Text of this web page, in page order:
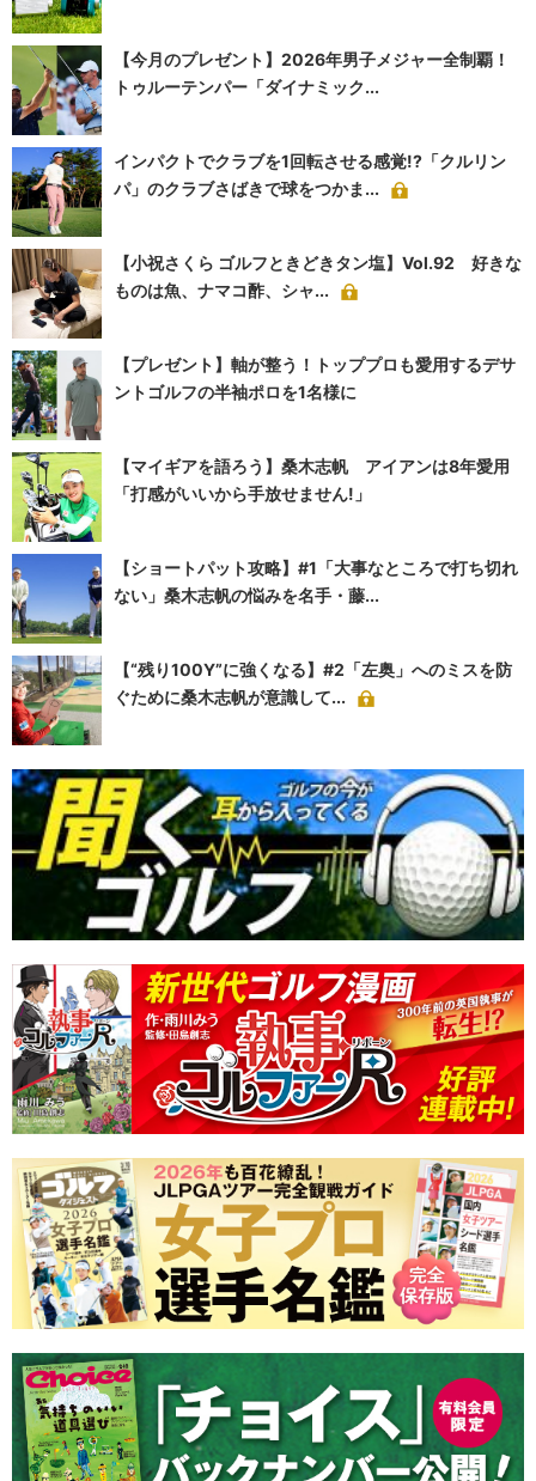
【今月のプレゼント】2026年男子メジャー全制覇！
トゥルーテンパー「ダイナミック...
インパクトでクラブを1回転させる感覚!?「クルリン
パ」のクラブさばきで球をつかま...
【小祝さくら ゴルフときどきタン塩】Vol.92 好きな
ものは魚、ナマコ酢、シャ...
【プレゼント】軸が整う！トッププロも愛用するデサ
ントゴルフの半袖ポロを1名様に
【マイギアを語ろう】桑木志帆 アイアンは8年愛用
「打感がいいから手放せません!」
【ショートパット攻略】#1「大事なところで打ち切れ
ない」桑木志帆の悩みを名手・藤...
【“残り100Y”に強くなる】#2「左奥」へのミスを防
ぐために桑木志帆が意識して...